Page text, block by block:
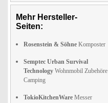
Mehr Hersteller-
Seiten:
Rosenstein & Söhne Komposter
Semptec Urban Survival
Technology Wohnmobil Zubehöre
Camping
TokioKitchenWare Messer